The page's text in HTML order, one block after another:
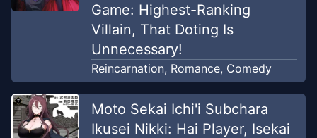
Game: Highest-Ranking
Villain, That Doting Is
Unnecessary!
Reincarnation, Romance, Comedy
Moto Sekai Ichi'i Subchara
Ikusei Nikki: Hai Player, Isekai